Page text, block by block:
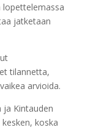
lopettelemassa
jatketaan
tilannetta,
arvioida.
ja Kintauden
koska